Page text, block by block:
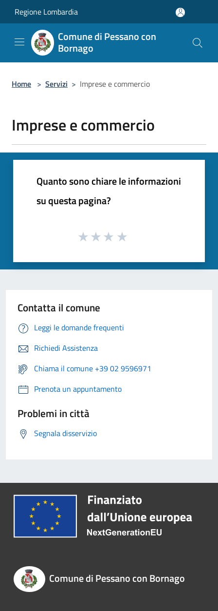
Regione Lombardia
Comune di Pessano con
Bornago
Home > Servizi > Imprese e commercio
Imprese e commercio
Quanto sono chiare le informazioni
su questa pagina?
Contatta il comune
Leggi le domande frequenti
Richiedi Assistenza
Chiama il comune +39 02 9596971
Prenota un appuntamento
Problemi in città
Segnala disservizio
Comune di Pessano con Bornago